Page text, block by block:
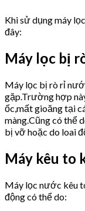
Khi sử dụng máy
đây:
Máy lọc bị
Máy lọc bị rò rỉ
gặp.Trường hợp
ốc,mất gioăng tại
màng.Cũng có thể
bị vỡ hoặc do loai
Máy kêu to
Máy lọc nước kêu
động có thể do: